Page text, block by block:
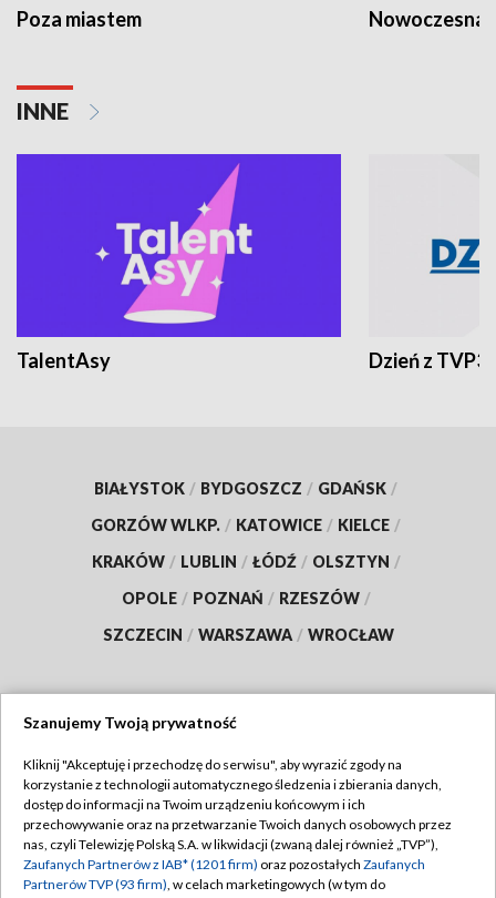
Poza miastem Nowoczesna
INNE
TalentAsy Dzień z TVP3
BIAŁYSTOK / BYDGOSZCZ / GDAŃSK /
GORZÓW WLKP. / KATOWICE / KIELCE /
KRAKÓW / LUBLIN / ŁÓDŹ / OLSZTYN /
OPOLE / POZNAŃ / RZESZÓW /
SZCZECIN / WARSZAWA / WROCŁAW
TVP
Abonament TVP
Emisja w TVP
Regulamin TVP
Polityka prywatności
Szanujemy Twoją prywatność
Kliknij "Akceptuję i przechodzę do serwisu", aby wyrazić zgody na
korzystanie z technologii automatycznego śledzenia i zbierania danych,
dostęp do informacji na Twoim urządzeniu końcowym i ich
przechowywanie oraz na przetwarzanie Twoich danych osobowych przez
nas, czyli Telewizję Polską S.A. w likwidacji (zwaną dalej również „TVP”),
Zaufanych Partnerów z IAB* (1201 firm) oraz pozostałych Zaufanych
Partnerów TVP (93 firm), w celach marketingowych (w tym do